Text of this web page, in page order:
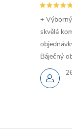
+
skvělá
Báječný